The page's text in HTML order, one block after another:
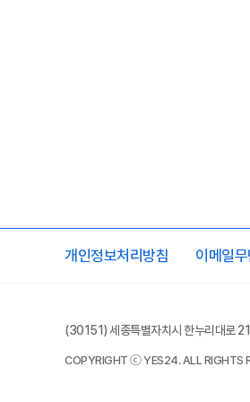
개인정보처리방침 이메일
(30151) 세종특별자치시 한누리대로
COPYRIGHT ⓒ YES24. ALL RIGHTS